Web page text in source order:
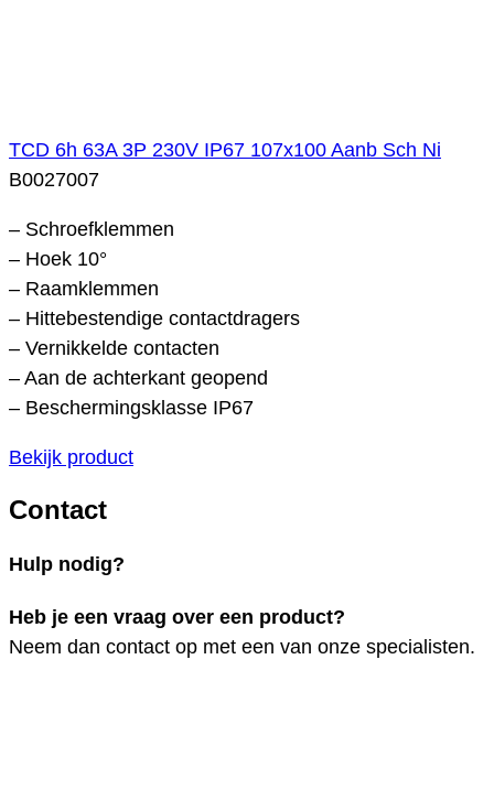
TCD 6h 63A 3P 230V IP67 107x100 Aanb Sch Ni
B0027007
– Schroefklemmen
– Hoek 10°
– Raamklemmen
– Hittebestendige contactdragers
– Vernikkelde contacten
– Aan de achterkant geopend
– Beschermingsklasse IP67
Bekijk product
Contact
Hulp nodig?
Heb je een vraag over een product?
Neem dan contact op met een van onze specialisten.